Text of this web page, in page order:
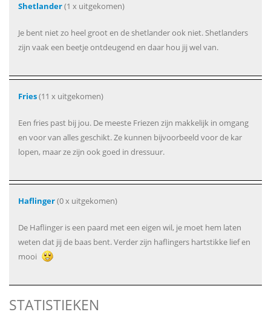
Shetlander(1 x uitgekomen)
Je bent niet zo heel groot en de shetlander ook niet. Shetlanders
zijn vaak een beetje ontdeugend en daar hou jij wel van.
Fries(11 x uitgekomen)
Een fries past bij jou. De meeste Friezen zijn makkelijk in omgang
en voor van alles geschikt. Ze kunnen bijvoorbeeld voor de kar
lopen, maar ze zijn ook goed in dressuur.
Haflinger(0 x uitgekomen)
De Haflinger is een paard met een eigen wil, je moet hem laten
weten dat jij de baas bent. Verder zijn haflingers hartstikke lief en
mooi
STATISTIEKEN